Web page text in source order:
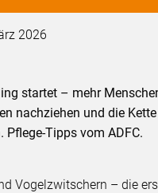
2026
startet – mehr
nachziehen und die
Pflege-Tipps vom ADFC.
Vogelzwitschern – die